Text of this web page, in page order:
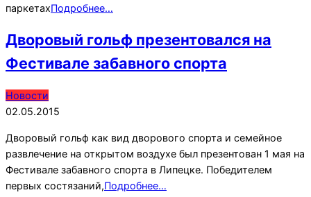
паркетахПодробнее…
Дворовый гольф презентовался на
Фестивале забавного спорта
2015-
05-
Новости
02.05.2015
Дворовый гольф как вид дворового спорта и семейное
развлечение на открытом воздухе был презентован 1 мая на
Фестивале забавного спорта в Липецке. Победителем
первых состязаний,Подробнее…